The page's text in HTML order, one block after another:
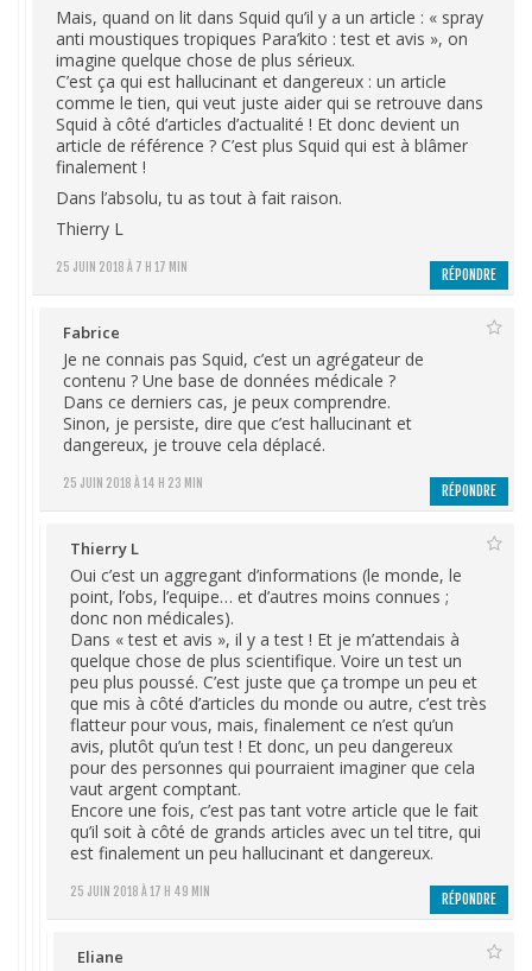
25 JUIN 2018 À 7 H 17 MIN
Mais, quand on lit dans Squid qu’il y a un article : « spray
anti moustiques tropiques Para’kito : test et avis », on
imagine quelque chose de plus sérieux.
C’est ça qui est hallucinant et dangereux : un article
comme le tien, qui veut juste aider qui se retrouve dans
Squid à côté d’articles d’actualité ! Et donc devient un
article de référence ? C’est plus Squid qui est à blâmer
finalement !
Dans l’absolu, tu as tout à fait raison.
Thierry L
RÉPONDRE
Fabrice
25 JUIN 2018 À 14 H 23 MIN
Je ne connais pas Squid, c’est un agrégateur de
contenu ? Une base de données médicale ?
Dans ce derniers cas, je peux comprendre.
Sinon, je persiste, dire que c’est hallucinant et
dangereux, je trouve cela déplacé.
RÉPONDRE
Thierry L
25 JUIN 2018 À 17 H 49 MIN
Oui c’est un aggregant d’informations (le monde, le
point, l’obs, l’equipe… et d’autres moins connues ;
donc non médicales).
Dans « test et avis », il y a test ! Et je m’attendais à
quelque chose de plus scientifique. Voire un test un
peu plus poussé. C’est juste que ça trompe un peu et
que mis à côté d’articles du monde ou autre, c’est très
flatteur pour vous, mais, finalement ce n’est qu’un
avis, plutôt qu’un test ! Et donc, un peu dangereux
pour des personnes qui pourraient imaginer que cela
vaut argent comptant.
Encore une fois, c’est pas tant votre article que le fait
qu’il soit à côté de grands articles avec un tel titre, qui
est finalement un peu hallucinant et dangereux.
RÉPONDRE
Eliane